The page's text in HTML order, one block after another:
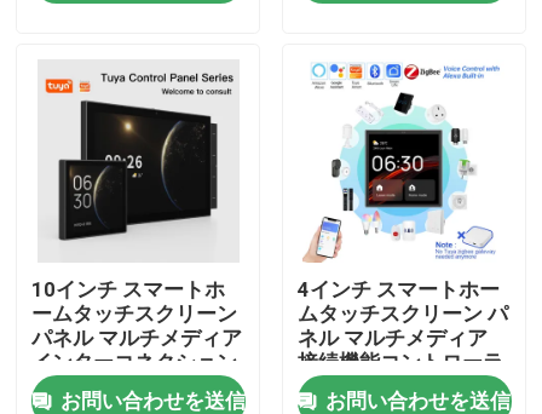
Zigbee スマート スイッチ
無線リモート・コントロール スイッチ
Zigbeeの接触スイッチ
Wifiのスマートなソケット
Zigbeeのスマートなソケット
10インチ スマートホ
ームタッチスクリーン
パネル マルチメディア
インターコネクション
機能コントローラ
お問い合わせを送信
4インチ スマートホー
ムタッチスクリーン パ
ネル マルチメディア
接続機能コントローラ
お問い合わせを送信